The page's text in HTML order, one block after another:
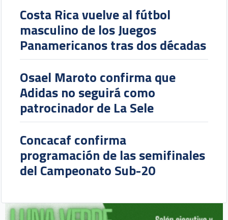
Costa Rica vuelve al fútbol
masculino de los Juegos
Panamericanos tras dos décadas
Osael Maroto confirma que
Adidas no seguirá como
patrocinador de La Sele
Concacaf confirma
programación de las semifinales
del Campeonato Sub-20